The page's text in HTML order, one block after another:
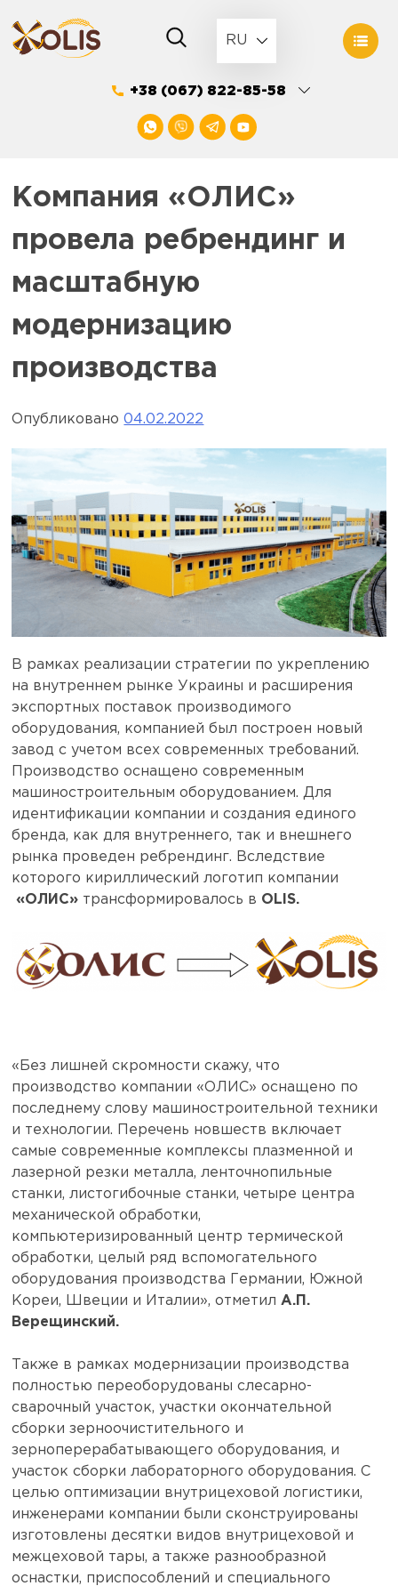
to
content
RU
+38 (067) 822-85-58
Компания «ОЛИС»
провела ребрендинг и
масштабную
модернизацию
производства
Опубликовано04.02.2022
В рамках реализации стратегии по укреплению
на внутреннем рынке Украины и расширения
экспортных поставок производимого
оборудования, компанией был построен новый
завод с учетом всех современных требований.
Производство оснащено современным
машиностроительным оборудованием. Для
идентификации компании и создания единого
бренда, как для внутреннего, так и внешнего
рынка проведен ребрендинг. Вследствие
которого кириллический логотип компании
«ОЛИС» трансформировалось в OLIS.
«Без лишней скромности скажу, что
производство компании «ОЛИС» оснащено по
последнему слову машиностроительной техники
и технологии. Перечень новшеств включает
самые современные комплексы плазменной и
лазерной резки металла, ленточнопильные
станки, листогибочные станки, четыре центра
механической обработки,
компьютеризированный центр термической
обработки, целый ряд вспомогательного
оборудования производства Германии, Южной
Кореи, Швеции и Италии», отметил А.П.
Верещинский.
Также в рамках модернизации производства
полностью переоборудованы слесарно-
сварочный участок, участки окончательной
сборки зерноочистительного и
зерноперерабатывающего оборудования, и
участок сборки лабораторного оборудования. С
целью оптимизации внутрицеховой логистики,
инженерами компании были сконструированы
изготовлены десятки видов внутрицеховой и
межцеховой тары, а также разнообразной
оснастки, приспособлений и специального